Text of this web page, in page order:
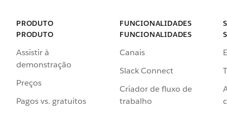
PRODUTO
PRODUTO
Assistir à
demonstração
Preços
Pagos vs. gratuitos
FUNCIONALIDADES
FUNCIONALIDADES
Canais
Slack Connect
Criador de fluxo de
trabalho